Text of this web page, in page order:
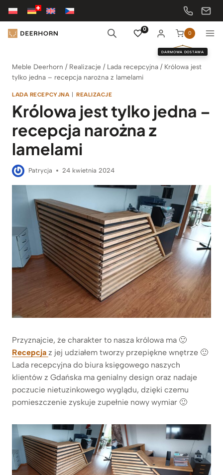
Przejdź
treści
0
0
DARMOWA DOSTAWA
Meble Deerhorn / Realizacje / Lada recepcyjna / Królowa jest
tylko jedna – recepcja narożna z lamelami
LADA RECEPCYJNA | REALIZACJE
Królowa jest tylko jedna –
recepcja narożna z
lamelami
Patrycja 24 kwietnia 2024
Przyznajcie, że charakter to nasza królowa ma 🙂
Recepcja z jej udziałem tworzy przepiękne wnętrze 🙂
Lada recepcyjna do biura księgowego naszych
klientów z Gdańska ma genialny design oraz nadaje
poczucie nietuzinkowego wyglądu, dzięki czemu
pomieszczenie zyskuje zupełnie nowy wymiar 🙂